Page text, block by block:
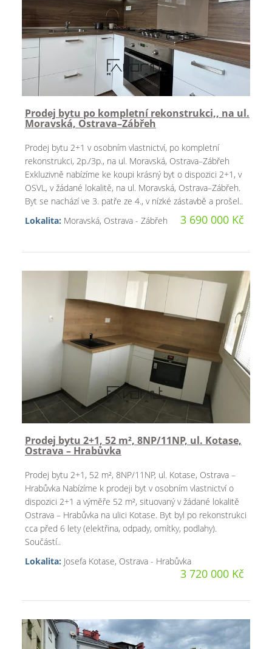
Prodej bytu po kompletní rekonstrukci,, na ul.
Moravská, Ostrava–Zábřeh
Prodej bytu 2+1 v osobním vlastnictví, po kompletní
rekonstrukci, 2p./3p., na ul. Moravská, Ostrava–Zábřeh
Exkluzivně nabízíme ke koupi krásný byt o dispozici 2+1, v
OSVL, v žádané lokalitě, na ul. Moravská, Ostrava–Zábřeh.
Byt se nachází ve 3. patře ze 4., v nízké zástavbě a prošel..
Lokalita: Moravská, Ostrava - Zábřeh 3 690 000 Kč
Prodej bytu 2+1, 52 m², 8NP/11NP, ul. Kotase,
Ostrava – Hrabůvka
Prodej bytu 2+1, 52 m², 8NP/11NP, ul. Kotase, Ostrava –
Hrabůvka Nabízíme k prodeji byt v osobním vlastnictví o
dispozici 2+1 a výměře 52 m², situovaný v žádané lokalitě
Ostrava – Hrabůvka na ulici Kotase. Byt byl po rekonstrukci
cca před 6 lety (elektřina, odpady, omítky, podlahy).
Součástí..
Lokalita: Josefa Kotase, Ostrava - Hrabůvka
3 720 000 Kč